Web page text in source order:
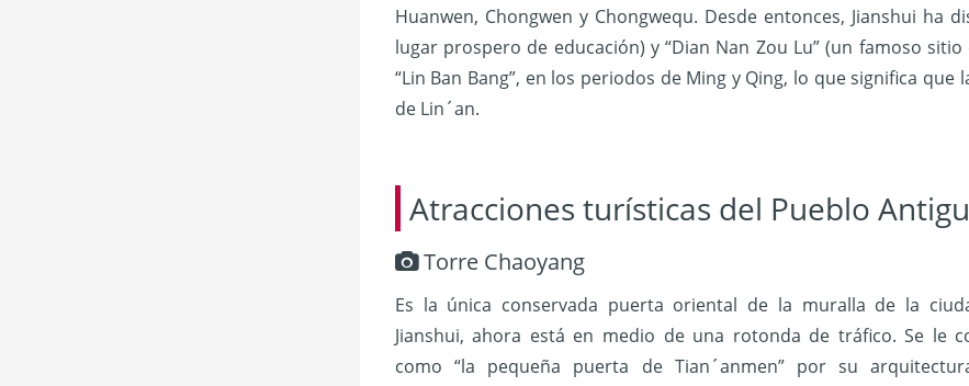
Huanwen, Chongwen y Chongwequ. Desde entonces, Jianshui ha
lugar prospero de educación) y “Dian Nan Zou Lu” (un famoso
“Lin Ban Bang”, en los periodos de Ming y Qing, lo que significa
de Lin´an.
Atracciones turísticas del Pueblo
Torre Chaoyang
Es la única conservada puerta oriental de la muralla de la
Jianshui, ahora está en medio de una rotonda de tráfico. Se le
como “la pequeña puerta de Tian´anmen” por su